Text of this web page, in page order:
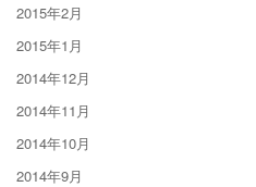
2015年2月
2015年1月
2014年12月
2014年11月
2014年10月
2014年9月